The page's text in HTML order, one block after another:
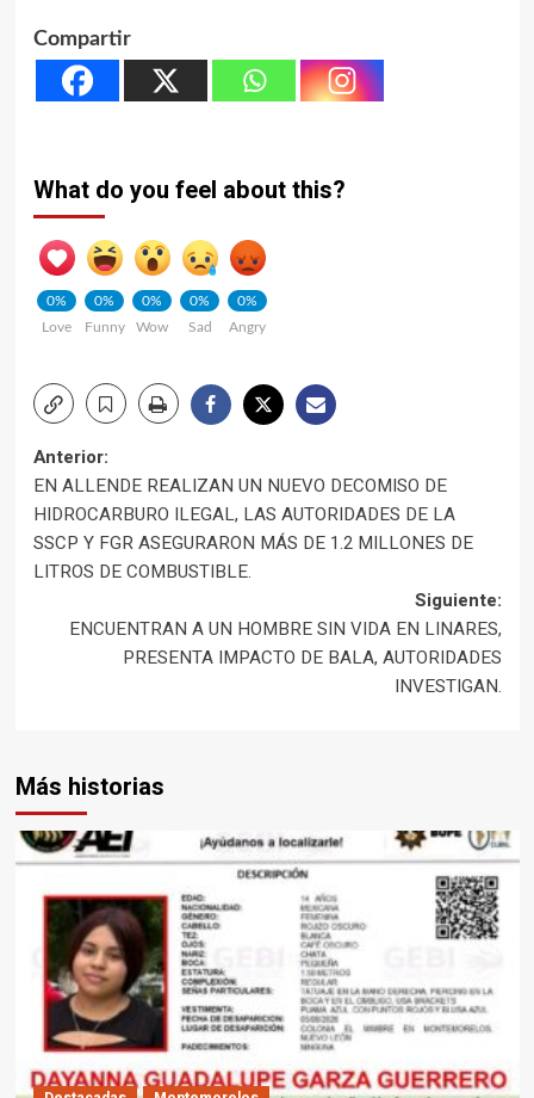
Compartir
What do you feel about this?
0%
Love
0%
Funny
0%
Wow
0%
Sad
0%
Angry
Navegación
de
entradas
Anterior:
EN ALLENDE REALIZAN UN NUEVO DECOMISO DE
HIDROCARBURO ILEGAL, LAS AUTORIDADES DE LA
SSCP Y FGR ASEGURARON MÁS DE 1.2 MILLONES DE
LITROS DE COMBUSTIBLE.
Siguiente:
ENCUENTRAN A UN HOMBRE SIN VIDA EN LINARES,
PRESENTA IMPACTO DE BALA, AUTORIDADES
INVESTIGAN.
Más historias